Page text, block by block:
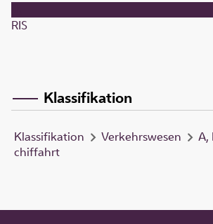
RIS
Klassifikation
Klassifikation Verkehrswesen
A,
chiffahrt